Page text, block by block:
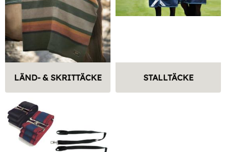
LÄND- & SKRITTÄCKE STALLTÄCKE